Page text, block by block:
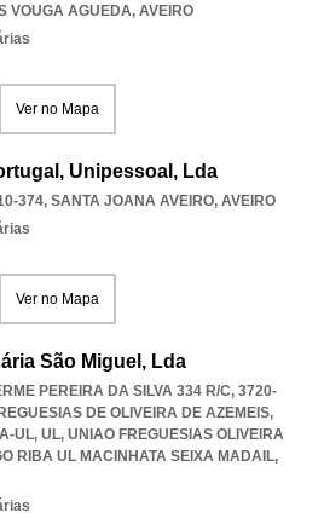
VOUGA AGUEDA, AVEIRO
Ver no Mapa
Unipessoal, Lda
374, SANTA JOANA AVEIRO, AVEIRO
Ver no Mapa
São Miguel, Lda
PEREIRA DA SILVA 334 R/C, 3720-
DE OLIVEIRA DE AZEMEIS,
UL, UL, UNIAO FREGUESIAS OLIVEIRA
RIBA UL MACINHATA SEIXA MADAIL,